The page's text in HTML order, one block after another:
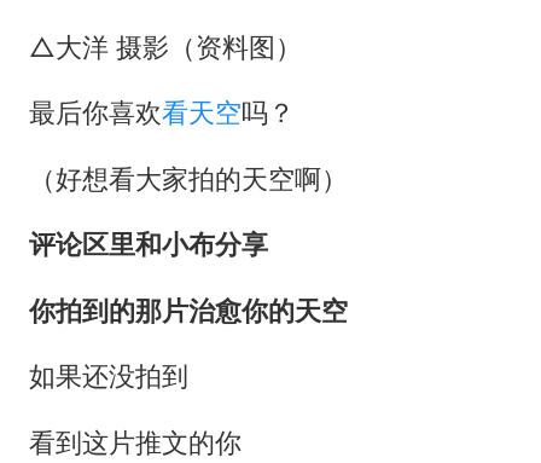
△大洋 摄影（资料图）
最后你喜欢看天空吗？
（好想看大家拍的天空啊）
评论区里和小布分享
你拍到的那片治愈你的天空
如果还没拍到
看到这片推文的你